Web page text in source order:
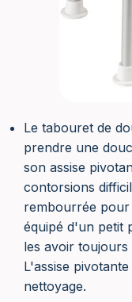
Le tabouret de
prendre une
son assise
contorsions
rembourrée
équipé d'un petit
les avoir toujours
L'assise
nettoyage.